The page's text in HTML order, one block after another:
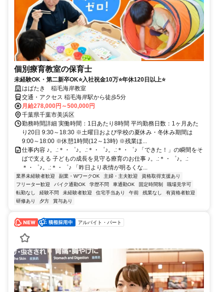
個別療育教室の保育士
未経験OK・第二新卒OK⭐入社祝金10万⭐年休120日以上⭐
はばたき 稲毛海岸教室
交通・アクセス 稲毛海岸駅から徒歩5分
月給278,000円～500,000円
千葉県千葉市美浜区
勤務時間詳細 実働時間：1日あたり8時間 平均勤務日数：1ヶ月あた
り20日 9:30～18:30 ※土曜日および学校の夏休み・冬休み期間は
9:00～18:00 ※休憩1時間(12～13時) ※残業ほ...
仕事内容 ♪。.:＊・゜♪。.:＊・゜♪。.:＊・゜♪ 「できた！」の瞬間をそ
ばで支える 子どもの成長を見守る療育のお仕事 ♪。.:＊・゜♪。.:
＊・゜♪。.:＊・゜♪ 「昨日より表情が明るくな...
業界未経験者歓迎 副業・WワークOK 主婦・主夫歓迎
資格取得支援あり
フリーター歓迎
バイク通勤OK 学歴不問 車通勤OK 固定時間制
職場見学可
転勤なし
経験不問 未経験者歓迎 住宅手当あり 午前 残業なし
有資格者歓迎
研修あり
夕方 賞与あり
アルバイト・パート